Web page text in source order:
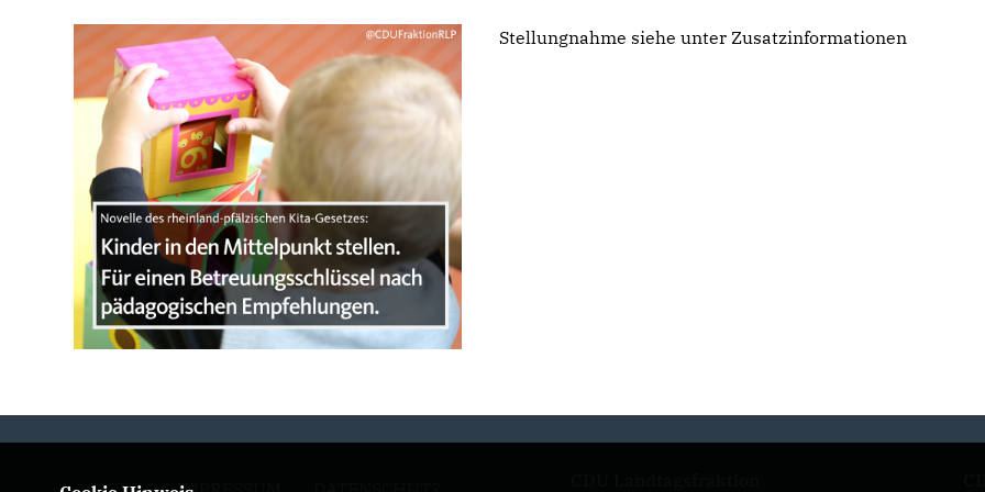
Stellungnahme siehe unter Zusatzinformationen